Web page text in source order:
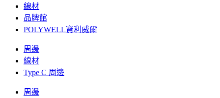
線材
品牌館
POLYWELL寶利威爾
周邊
線材
Type C 周邊
周邊